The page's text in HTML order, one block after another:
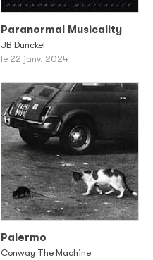
Paranormal Musicality
JB Dunckel
le 22 janv. 2024
Palermo
Conway The Machine